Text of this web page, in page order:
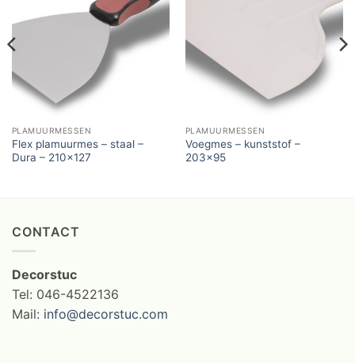
PLAMUURMESSEN
Flex plamuurmes – staal –
Dura – 210×127
PLAMUURMESSEN
Voegmes – kunststof –
203×95
CONTACT
Decorstuc
Tel: 046-4522136
Mail: info@decorstuc.com